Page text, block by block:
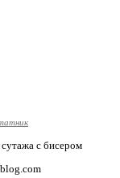
с бисером